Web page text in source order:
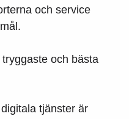
och service
och bästa
tjänster är